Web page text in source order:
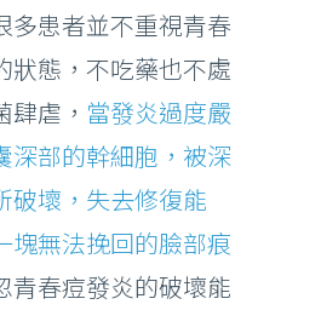
多患者並不重視青春
狀態，不吃藥也不處
虐， 當發炎過度嚴
深部的幹細胞，被深
破壞，失去修復能
塊無法挽回的臉部痕
青春痘發炎的破壞能